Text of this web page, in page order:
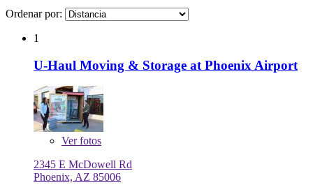
Ordenar por:
1
U-Haul Moving & Storage at Phoenix Airport
Verfotos
2345 E McDowell Rd
Phoenix, AZ 85006